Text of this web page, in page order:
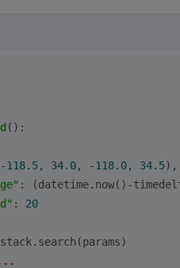
():
118.5, 34.0, -118.0, 34.5),
: (datetime.now()-
: 20
...